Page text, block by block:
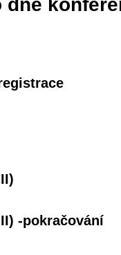
-pokračování